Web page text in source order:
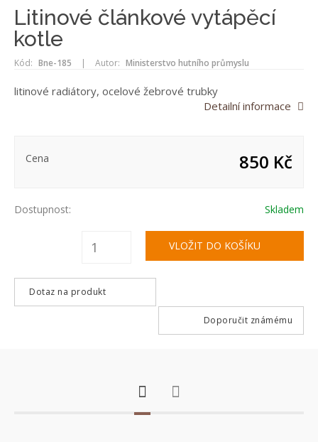
Litinové článkové vytápěcí
kotle
Kód: Bne-185 | Autor: Ministerstvo hutního průmyslu
litinové radiátory, ocelové žebrové trubky
Detailní informace
Cena 850 Kč
Dostupnost: Skladem
Dotaz na produkt
Doporučit známému